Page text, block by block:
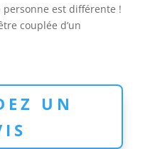
est différente !
couplée d’un
UN